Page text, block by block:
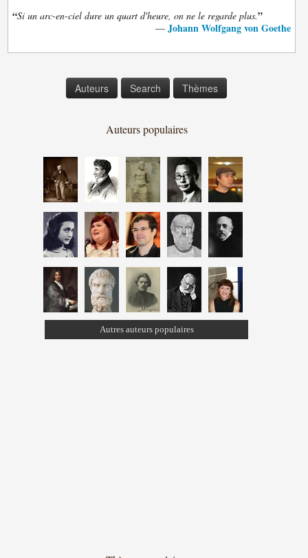
“Si un arc-en-ciel dure un quart d'heure, on ne le regarde plus.”
— Johann Wolfgang von Goethe
Auteurs Search Thèmes
Auteurs populaires
Autres auteurs populaires